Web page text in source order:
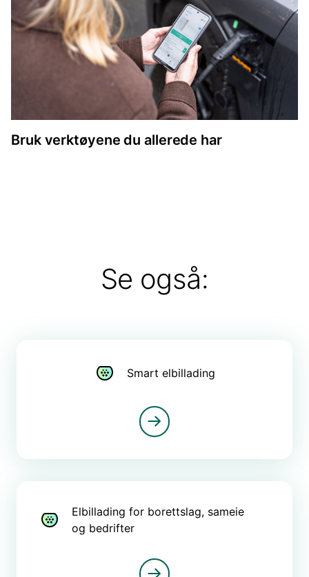
Bruk verktøyene du allerede har
Se også:
Smart elbillading
Elbillading for borettslag, sameie
og bedrifter